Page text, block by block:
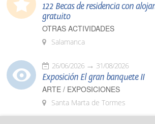
122 Becas de residencia con
gratuito
OTRAS ACTIVIDADES
Salamanca
26/06/2026 31/08/2026
Exposición El gran banquete II
ARTE / EXPOSICIONES
Santa Marta de Tormes